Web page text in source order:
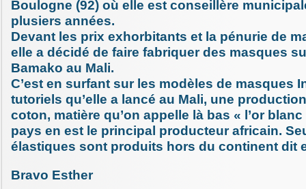
Boulogne (92) où elle est conseillère
plusiers années.
Devant les prix exhorbitants et la pénurie de
elle a décidé de faire fabriquer des masques
Bamako au Mali.
C’est en surfant sur les modèles de masques
tutoriels qu’elle a lancé au Mali, une
coton, matière qu’on appelle là bas « l’or
pays en est le principal producteur africain.
élastiques sont produits hors du continent dit
Bravo Esther